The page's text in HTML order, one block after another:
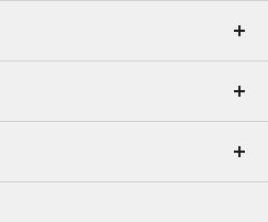
るので、日常使いに安心です。